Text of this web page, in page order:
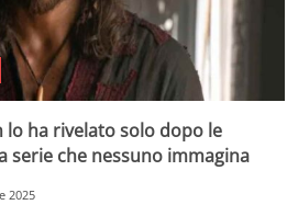
lo ha rivelato solo dopo le
serie che nessuno immagina
2025